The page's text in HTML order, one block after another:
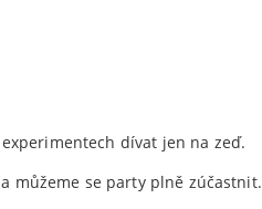
dívat jen na zeď.
můžeme se party plně zúčastnit.